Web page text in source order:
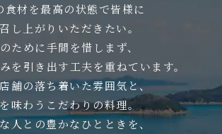
食材を最高の状態で皆様に
し上がりいただきたい。
ために手間を惜しまず、
を引き出す工夫を重ねています。
舗の落ち着いた雰囲気と、
味わうこだわりの料理。
人との豊かなひとときを、